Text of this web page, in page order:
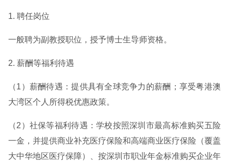
1. 聘任岗位
一般聘为副教授职位，授予博士生导师资格。
2. 薪酬等福利待遇
（1）薪酬待遇：提供具有全球竞争力的薪酬；享受粤港澳
大湾区个人所得税优惠政策。
（2）社保等福利待遇：学校按照深圳市最高标准购买五险
一金，并提供商业补充医疗保险和高端商业医疗保险（覆盖
大中华地区医疗保障）、按深圳市职业年金标准购买企业年